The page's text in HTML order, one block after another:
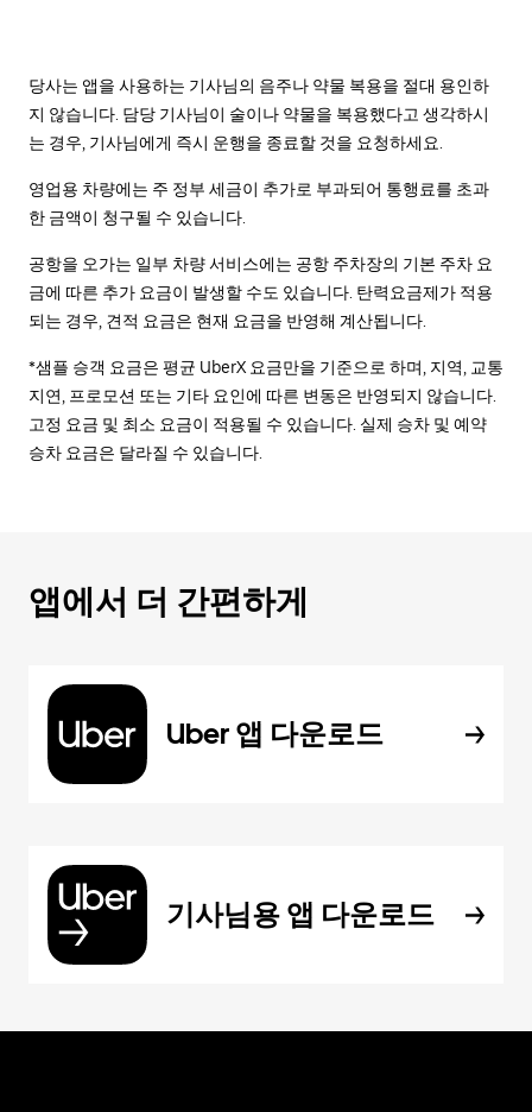
당사는 앱을 사용하는 기사님의 음주나 약물 복용을 절대 용인하
지 않습니다. 담당 기사님이 술이나 약물을 복용했다고 생각하시
는 경우, 기사님에게 즉시 운행을 종료할 것을 요청하세요.
영업용 차량에는 주 정부 세금이 추가로 부과되어 통행료를 초과
한 금액이 청구될 수 있습니다.
공항을 오가는 일부 차량 서비스에는 공항 주차장의 기본 주차 요
금에 따른 추가 요금이 발생할 수도 있습니다. 탄력요금제가 적용
되는 경우, 견적 요금은 현재 요금을 반영해 계산됩니다.
*샘플 승객 요금은 평균 UberX 요금만을 기준으로 하며, 지역, 교통
지연, 프로모션 또는 기타 요인에 따른 변동은 반영되지 않습니다.
고정 요금 및 최소 요금이 적용될 수 있습니다. 실제 승차 및 예약
승차 요금은 달라질 수 있습니다.
앱에서 더 간편하게
Uber 앱 다운로드
기사님용 앱 다운로드